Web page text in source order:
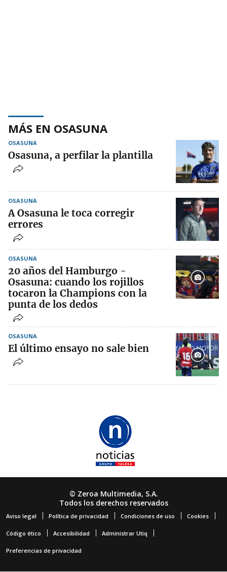
MÁS EN OSASUNA
OSASUNA
Osasuna, a perfilar la plantilla
OSASUNA
A Osasuna le toca corregir
errores
OSASUNA
20 años del Hamburgo -
Osasuna: cuando los rojillos
tocaron la Champions con la
punta de los dedos
OSASUNA
El último ensayo no sale bien
© Zeroa Multimedia, S.A.
Todos los derechos reservados
Aviso legal Política de privacidad Condiciones de uso Cookies
Código ético Accesibilidad Administrar Utiq
Preferencias de privacidad